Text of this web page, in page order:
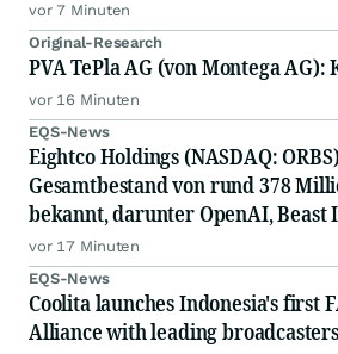
vor 7 Minuten
Original-Research
PVA TePla AG (von Montega AG):
vor 16 Minuten
EQS-News
Eightco Holdings (NASDAQ:
Gesamtbestand von rund 378
bekannt, darunter OpenAI, Beast
als 16.000 ETH und fast 302
vor 17 Minuten
EQS-News
Coolita launches Indonesia's first
Alliance with leading broadcasters